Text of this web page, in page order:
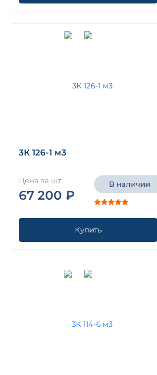
3К 126-1 м3
Цена за шт.
67 200 ₽
В наличии
Купить